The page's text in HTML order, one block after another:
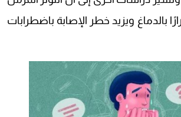
بالدماغ ويزيد خطر الإصابة باضطرابات